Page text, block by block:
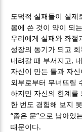
도덕적 실패들이 실제
몸에 쓴 것이 약이 되
우리에게 실패와 좌절
성장의 동기가 되고
내려갈 때 부서지고 ,
자신이 만든 틀과 자
외부로부터 무너뜨릴
하지만 자신의 한계를
한 번도 경험해 보지
“좁은 문”으로 남아있
때문이다.